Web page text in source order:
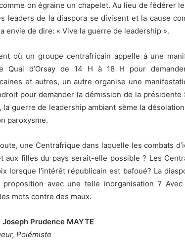
on égraine un chapelet. Au lieu de fédérer
leaders de la diaspora se divisent et la cause
envie de dire: « Vive la guerre de leadership ».
où un groupe centrafricain appelle à une
Quai d’Orsay de 14 H à 18 H pour
et autres, un autre organise une
pour demander la démission de la présidente
la guerre de leadership ambiant sème la
paroxysme.
une Centrafrique dans laquelle les combats
aux filles du pays serait-elle possible ? Les
lorsque l’intérêt républicain est bafoué? La
avec une telle inorganisation ? Avec
mots contre des maux.
Joseph Prudence MAYTE
Polémiste